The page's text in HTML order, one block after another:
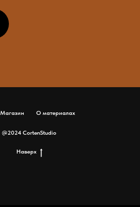
Магазин О материалах
@2024 CortenStudio
Наверх